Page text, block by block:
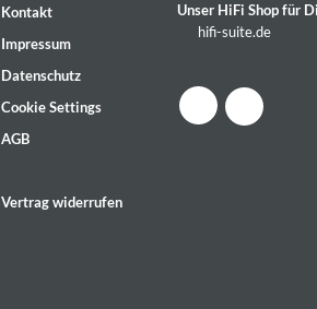
Kontakt
Impressum
Datenschutz
Cookie Settings
AGB
Vertrag widerrufen
Unser HiFi Shop für
hifi-suite.de